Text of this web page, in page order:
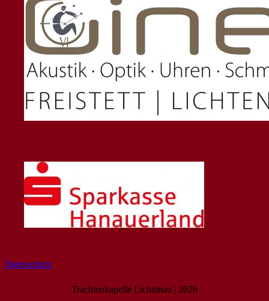
Datenschutz
Trachtenkapelle Lichtenau | 2026